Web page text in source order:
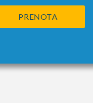
PRENOTA